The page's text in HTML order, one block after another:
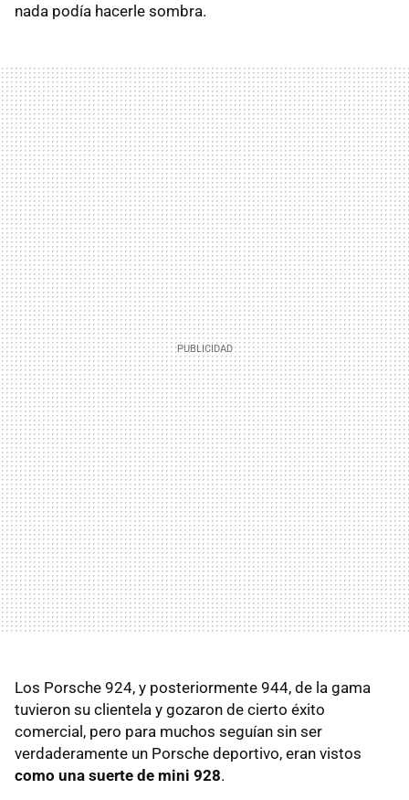
nada podía hacerle sombra.
Los Porsche 924, y posteriormente 944, de la gama
tuvieron su clientela y gozaron de cierto éxito
comercial, pero para muchos seguían sin ser
verdaderamente un Porsche deportivo, eran vistos
como una suerte de mini 928.